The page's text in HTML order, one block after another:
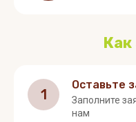
Как
1
Оставьте
Заполните
нам